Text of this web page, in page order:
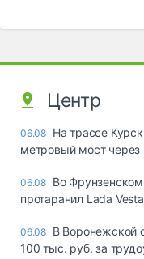
Центр
06.08 На трассе
метровый мост через
06.08 Во
протаранил Lada Vesta
06.08 В Воронежской
100 тыс. руб. за